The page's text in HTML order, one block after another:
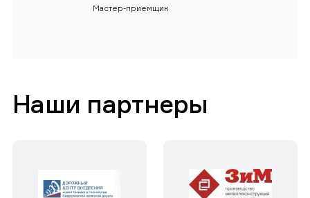
Мастер-приемщик
Наши партнеры